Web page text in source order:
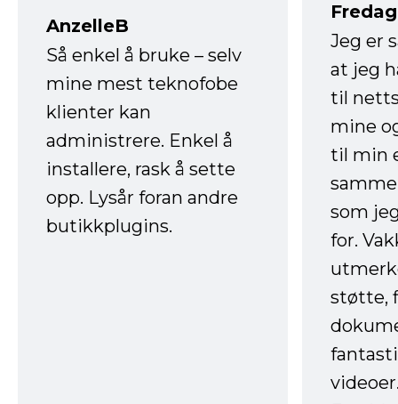
AnzelleB
Så enkel å bruke – selv
mine mest teknofobe
klienter kan
administrere. Enkel å
installere, rask å sette
opp. Lysår foran andre
butikkplugins.
Jeg er
at jeg
til
mine
til min
som
for.
støtte,